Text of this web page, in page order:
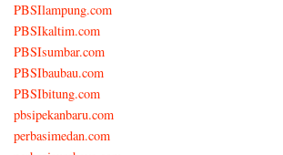
PBSIlampung.com
PBSIkaltim.com
PBSIsumbar.com
PBSIbaubau.com
PBSIbitung.com
pbsipekanbaru.com
perbasimedan.com